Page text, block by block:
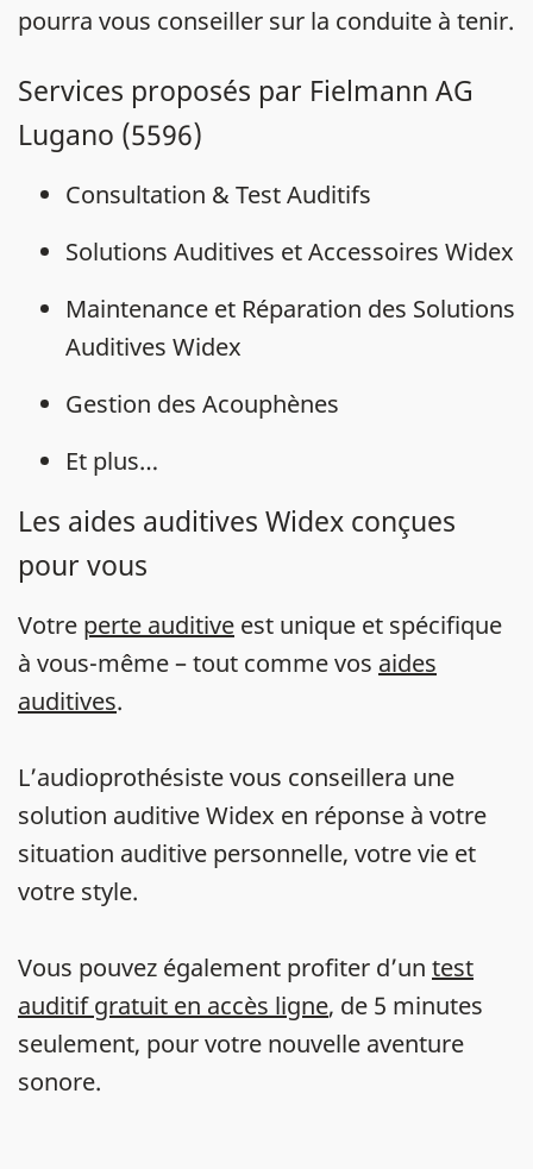
pourra vous conseiller sur la conduite à tenir.
Services proposés par Fielmann AG
Lugano (5596)
Consultation & Test Auditifs
Solutions Auditives et Accessoires Widex
Maintenance et Réparation des Solutions
Auditives Widex
Gestion des Acouphènes
Et plus…
Les aides auditives Widex conçues
pour vous
Votre perte auditive est unique et spécifique
à vous-même – tout comme vos aides
auditives.
L’audioprothésiste vous conseillera une
solution auditive Widex en réponse à votre
situation auditive personnelle, votre vie et
votre style.
Vous pouvez également profiter d’un test
auditif gratuit en accès ligne, de 5 minutes
seulement, pour votre nouvelle aventure
sonore.